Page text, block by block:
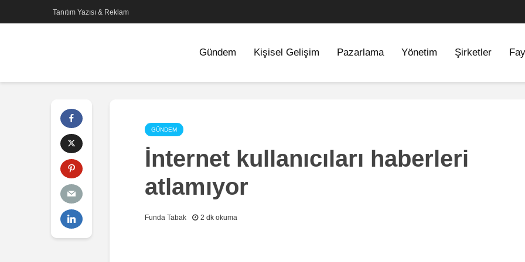
Tanıtım Yazısı & Reklam
Gündem Kişisel Gelişim Pazarlama Yönetim Şirketler
GÜNDEM
İnternet kullanıcıları haberleri
atlamıyor
Funda Tabak 2 dk okuma